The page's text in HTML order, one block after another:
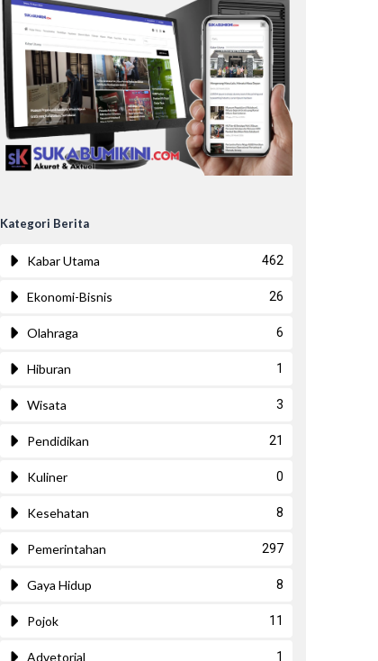
Kategori Berita
Kabar Utama 462
Ekonomi-Bisnis 26
Olahraga 6
Hiburan 1
Wisata 3
Pendidikan 21
Kuliner 0
Kesehatan 8
Pemerintahan 297
Gaya Hidup 8
Pojok 11
Advetorial 1